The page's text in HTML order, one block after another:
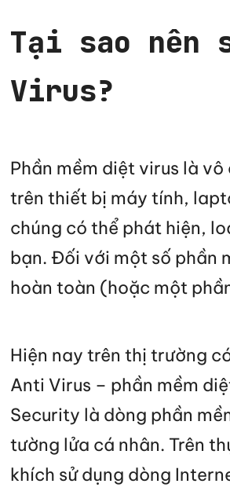
Tại sao nên
Virus?
Phần mềm diệt virus là
trên thiết bị máy tính,
chúng có thể phát hiện,
bạn. Đối với một số phần
hoàn toàn (hoặc một
Hiện nay trên thị trường
Anti Virus – phần mềm
Security là dòng phần
tường lửa cá nhân. Trên
khích sử dụng dòng